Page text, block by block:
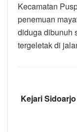
Kecamatan
penemuan
diduga dibunuh
tergeletak di
Kejari